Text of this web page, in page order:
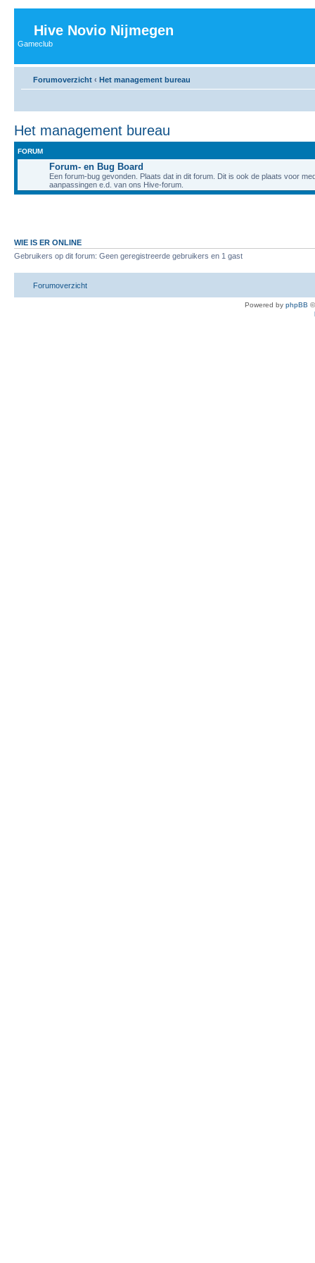
Hive Novio Nijmegen
Gameclub
Forumoverzicht ‹ Het management bureau
Het management bureau
FORUM
Forum- en Bug Board
Een forum-bug gevonden. Plaats dat in dit forum. Dit is ook de plaats voor
aanpassingen e.d. van ons Hive-forum.
WIE IS ER ONLINE
Gebruikers op dit forum: Geen geregistreerde gebruikers en 1 gast
Forumoverzicht
Powered by phpBB